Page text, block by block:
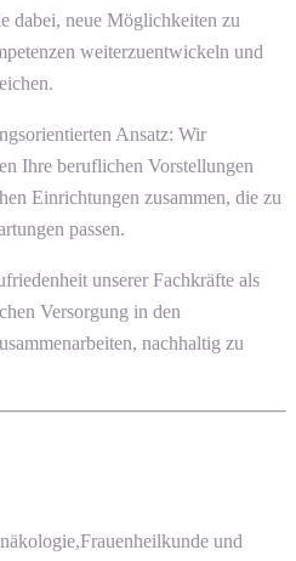
dabei, neue Möglichkeiten zu
weiterzuentwickeln und
Ansatz: Wir
Ihre beruflichen Vorstellungen
Einrichtungen zusammen, die zu
passen.
unserer Fachkräfte als
Versorgung in den
nachhaltig zu
und